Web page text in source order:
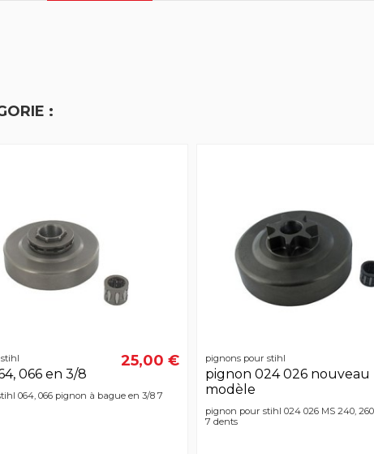
:
066 en 3/8
25,00 €
064, 066 pignon à bague en 3/8 7
pignons pour stihl
pignon 024 026 nouveau
modèle
pignon pour stihl 024 026 MS 240,
7 dents